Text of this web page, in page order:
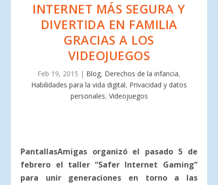
INTERNET MÁS SEGURA Y
DIVERTIDA EN FAMILIA
GRACIAS A LOS
VIDEOJUEGOS
Feb 19, 2015 | Blog, Derechos de la infancia,
Habilidades para la vida digital, Privacidad y datos
personales, Videojuegos
PantallasAmigas organizó el pasado 5 de
febrero el taller “Safer Internet Gaming”
para unir generaciones en torno a las